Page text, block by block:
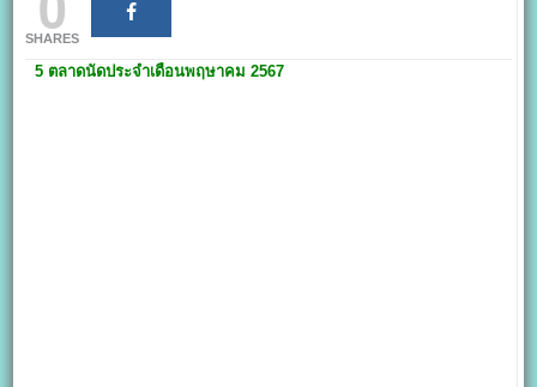
SHARES
5 ตลาดนัดประจำเดือนพฤษาคม 2567